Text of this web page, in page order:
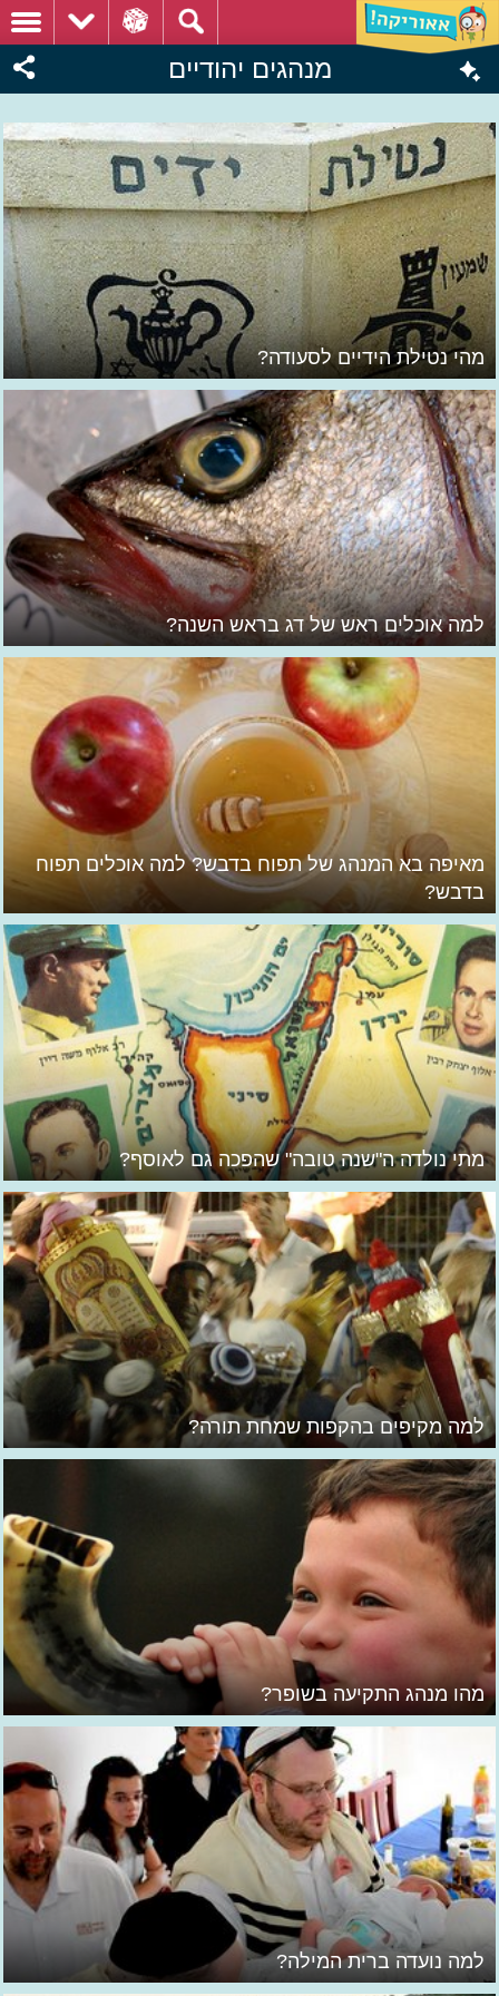
מנהגים יהודיים
מהי נטילת הידיים לסעודה?
למה אוכלים ראש של דג בראש השנה?
מאיפה בא המנהג של תפוח בדבש? למה אוכלים תפוח
בדבש?
מתי נולדה ה"שנה טובה" שהפכה גם לאוסף?
למה מקיפים בהקפות שמחת תורה?
מהו מנהג התקיעה בשופר?
למה נועדה ברית המילה?